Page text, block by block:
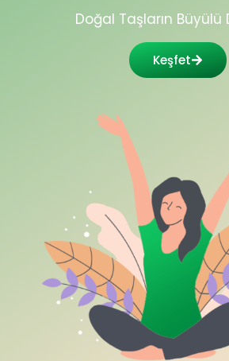
Doğal Taşların Büyülü
Keşfet